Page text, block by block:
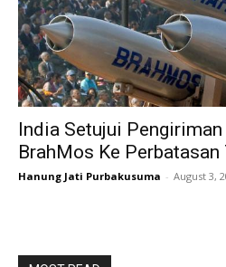
India Setujui
BrahMos Ke
Hanung Jati Purbakusuma - August 3,